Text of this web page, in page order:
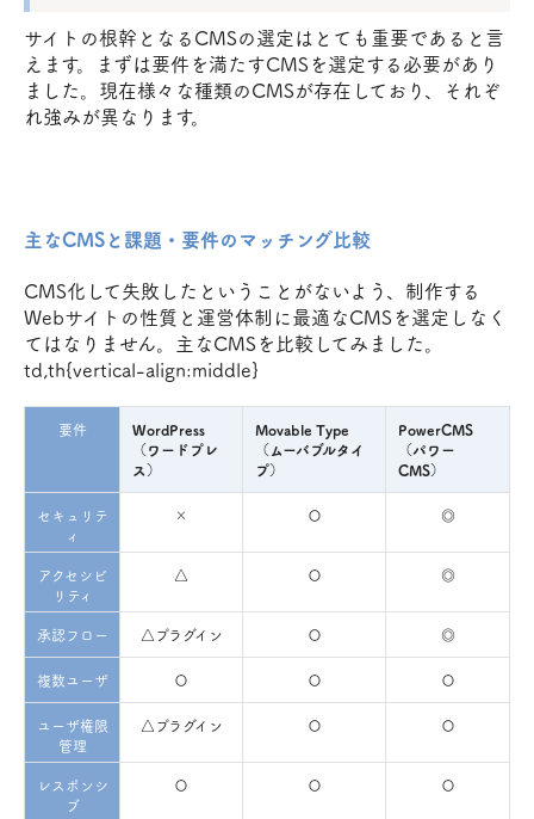
サイトの根幹となるCMSの選定はとても重要であると言
えます。まずは要件を満たすCMSを選定する必要があり
ました。現在様々な種類のCMSが存在しており、それぞ
れ強みが異なります。
主なCMSと課題・要件のマッチング比較
CMS化して失敗したということがないよう、制作する
Webサイトの性質と運営体制に最適なCMSを選定しなく
てはなりません。主なCMSを比較してみました。
td,th{vertical-align:middle}
要件
WordPress
（ワードプレ
ス）
Movable Type
（ムーバブルタイ
プ）
PowerCMS
（パワー
CMS）
セキュリテ
ィ
× 〇 ◎
アクセシビ
リティ
△ 〇 ◎
承認フロー △プラグイン 〇 ◎
複数ユーザ 〇 〇 〇
ユーザ権限
管理
△プラグイン 〇 〇
レスポンシ
ブ
〇 〇 〇